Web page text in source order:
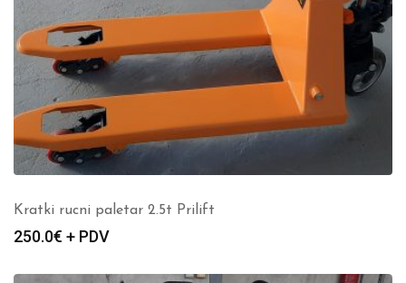
Kratki rucni paletar 2.5t Prilift
250.0€ + PDV